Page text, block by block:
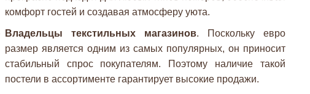
комфорт гостей и создавая атмосферу уюта.
Владельцы текстильных магазинов. Поскольку евро
размер является одним из самых популярных, он приносит
стабильный спрос покупателям. Поэтому наличие такой
постели в ассортименте гарантирует высокие продажи.